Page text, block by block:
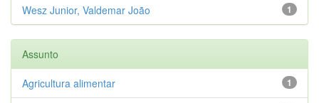
1
Wesz Junior, Valdemar João
Assunto
1
Agricultura alimentar